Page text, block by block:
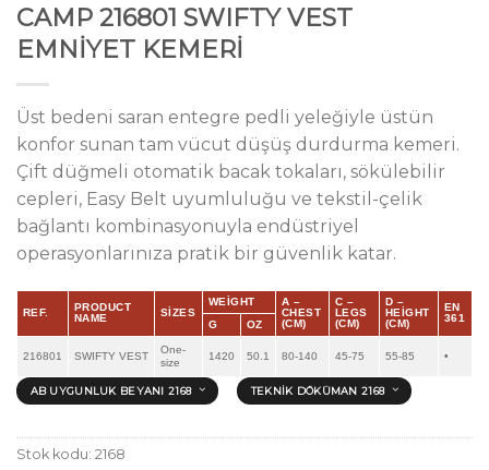
CAMP 216801 SWIFTY VEST
EMNİYET KEMERİ
Üst bedeni saran entegre pedli yeleğiyle üstün
konfor sunan tam vücut düşüş durdurma kemeri.
Çift düğmeli otomatik bacak tokaları, sökülebilir
cepleri, Easy Belt uyumluluğu ve tekstil-çelik
bağlantı kombinasyonuyla endüstriyel
operasyonlarınıza pratik bir güvenlik katar.
REF.
PRODUCT
NAME
SIZES
WEIGHT
A –
CHEST
(CM)
C –
LEGS
(CM)
D –
HEIGHT
(CM)
EN
361
G OZ
216801 SWIFTY VEST
One-
size
1420 50.1 80-140 45-75 55-85 •
AB UYGUNLUK BEYANI 2168 TEKNIK DÖKÜMAN 2168
Stok kodu: 2168